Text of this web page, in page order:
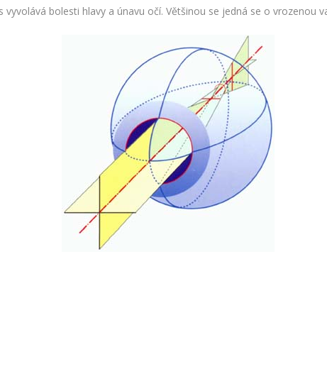
bolesti hlavy a únavu očí. Většinou se jedná se o vrozenou